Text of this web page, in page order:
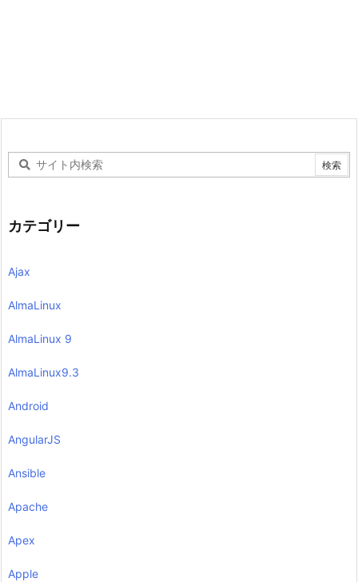
カテゴリー
Ajax
AlmaLinux
AlmaLinux 9
AlmaLinux9.3
Android
AngularJS
Ansible
Apache
Apex
Apple